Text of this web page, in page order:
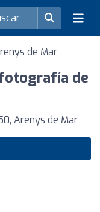
de Mar
de
Arenys de Mar